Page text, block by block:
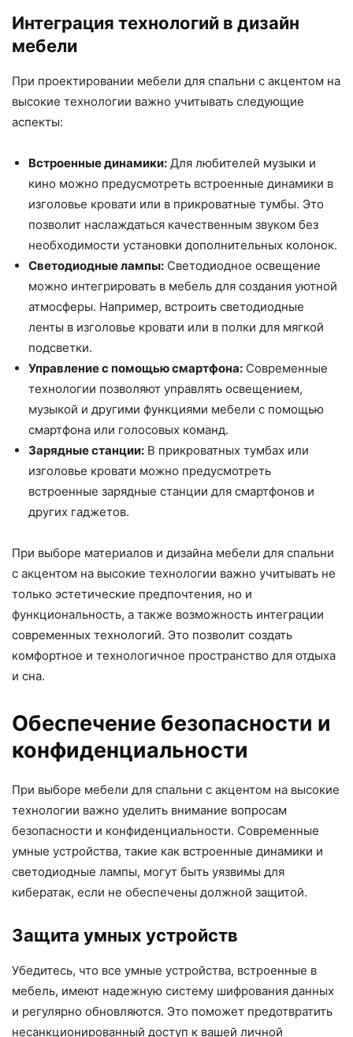
Интеграция технологий в дизайн
мебели
При проектировании мебели для спальни с акцентом на
высокие технологии важно учитывать следующие
аспекты:
Встроенные динамики: Для любителей музыки и
кино можно предусмотреть встроенные динамики в
изголовье кровати или в прикроватные тумбы. Это
позволит наслаждаться качественным звуком без
необходимости установки дополнительных колонок.
Светодиодные лампы: Светодиодное освещение
можно интегрировать в мебель для создания уютной
атмосферы. Например, встроить светодиодные
ленты в изголовье кровати или в полки для мягкой
подсветки.
Управление с помощью смартфона: Современные
технологии позволяют управлять освещением,
музыкой и другими функциями мебели с помощью
смартфона или голосовых команд.
Зарядные станции: В прикроватных тумбах или
изголовье кровати можно предусмотреть
встроенные зарядные станции для смартфонов и
других гаджетов.
При выборе материалов и дизайна мебели для спальни
с акцентом на высокие технологии важно учитывать не
только эстетические предпочтения, но и
функциональность, а также возможность интеграции
современных технологий. Это позволит создать
комфортное и технологичное пространство для отдыха
и сна.
Обеспечение безопасности и
конфиденциальности
При выборе мебели для спальни с акцентом на высокие
технологии важно уделить внимание вопросам
безопасности и конфиденциальности. Современные
умные устройства, такие как встроенные динамики и
светодиодные лампы, могут быть уязвимы для
кибератак, если не обеспечены должной защитой.
Защита умных устройств
Убедитесь, что все умные устройства, встроенные в
мебель, имеют надежную систему шифрования данных
и регулярно обновляются. Это поможет предотвратить
несанкционированный доступ к вашей личной